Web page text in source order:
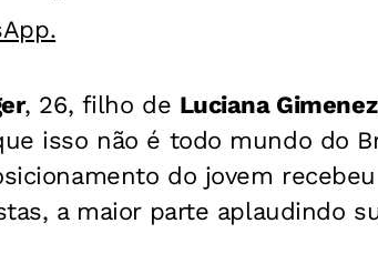
, 26, filho de Luciana Gimenez
isso não é todo mundo do
do jovem
a maior parte aplaudindo